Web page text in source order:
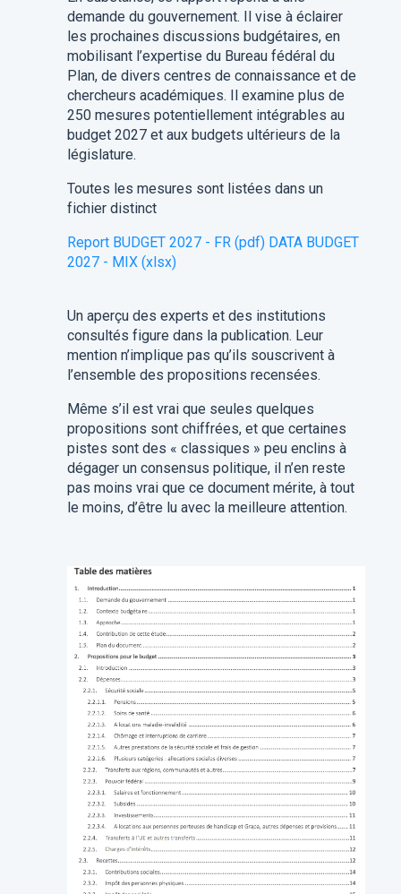
demande du gouvernement. Il vise à éclairer
les prochaines discussions budgétaires, en
mobilisant l’expertise du Bureau fédéral du
Plan, de divers centres de connaissance et de
chercheurs académiques. Il examine plus de
250 mesures potentiellement intégrables au
budget 2027 et aux budgets ultérieurs de la
législature.
Toutes les mesures sont listées dans un
fichier distinct
Report BUDGET 2027 - FR (pdf) DATA BUDGET
2027 - MIX (xlsx)
Un aperçu des experts et des institutions
consultés figure dans la publication. Leur
mention n’implique pas qu’ils souscrivent à
l’ensemble des propositions recensées.
Même s’il est vrai que seules quelques
propositions sont chiffrées, et que certaines
pistes sont des « classiques » peu enclins à
dégager un consensus politique, il n’en reste
pas moins vrai que ce document mérite, à tout
le moins, d’être lu avec la meilleure attention.